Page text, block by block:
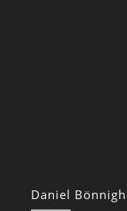
Daniel